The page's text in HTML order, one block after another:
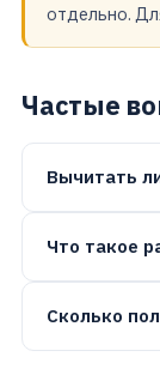
отдельно.
Частые
Вычитать
Что такое
Сколько